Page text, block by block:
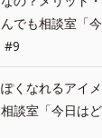
でも相談室「
#9
くなれるアイ
談室「今日は